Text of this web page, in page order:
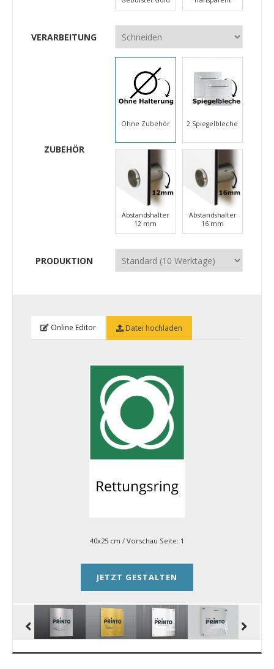
VERARBEITUNG
ZUBEHÖR
Ohne Zubehör 2 Spiegelbleche
Abstandshalter
12 mm
Abstandshalter
16 mm
PRODUKTION
Online Editor Datei hochladen
40x25 cm / Vorschau Seite: 1
JETZT GESTALTEN